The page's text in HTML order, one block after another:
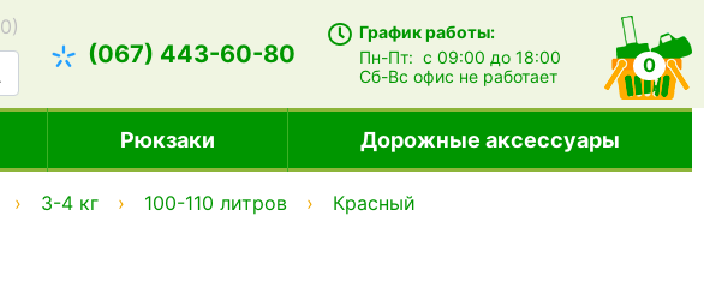
0)
(067) 443-60-80
График работы:
Пн-Пт:с 09:00 до 18:00
Сб-Всофис не работает 0
Рюкзаки Дорожные аксессуары
3-4 кг 100-110 литров
Красный